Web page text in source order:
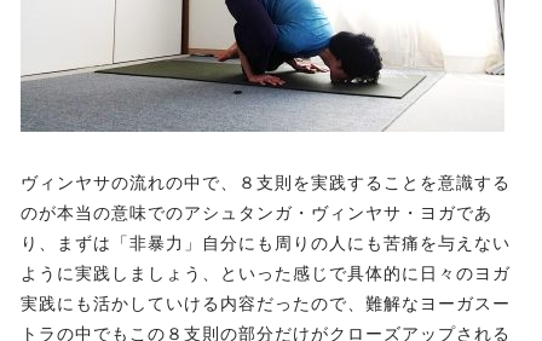
ヴィンヤサの流れの中で、８支則を実践することを意識する
のが本当の意味でのアシュタンガ・ヴィンヤサ・ヨガであ
り、まずは「非暴力」自分にも周りの人にも苦痛を与えない
ように実践しましょう、といった感じで具体的に日々のヨガ
実践にも活かしていける内容だったので、難解なヨーガスー
トラの中でもこの８支則の部分だけがクローズアップされる